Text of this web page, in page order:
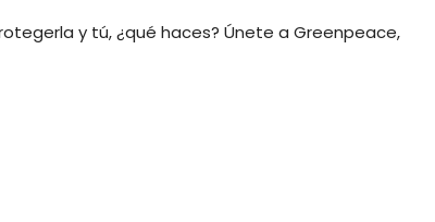
y tú, ¿qué haces? Únete a Greenpeace,